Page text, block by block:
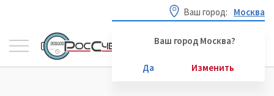
Ваш город: Москва
Ваш город Москва?
Да Изменить